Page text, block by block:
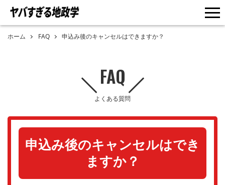
ホーム FAQ 申込み後のキャンセルはできますか？
FAQ
よくある質問
申込み後のキャンセルはでき
ますか？